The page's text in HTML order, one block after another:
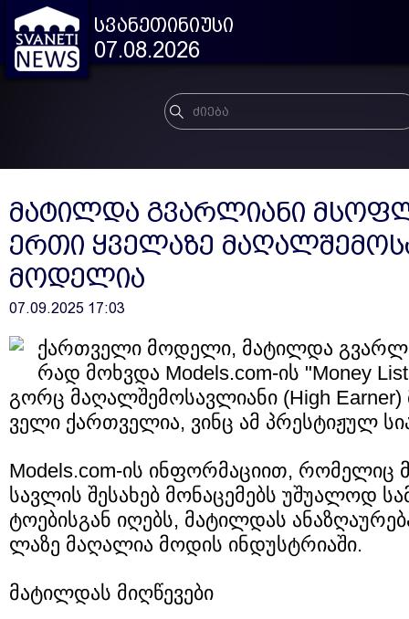
სვანეთინიუსი
07.08.2026
მატილდა გვარლიანი
ერთი ყველაზე
მოდელია
07.09.2025 17:03
ქარ­თვე­ლი მო­დე­ლი, მა­ტილ­და
რად მოხ­ვდა Models.com-ის "Money
გორც მა­ღალ­შე­მო­სავ­ლი­ა­ნი (High
ვე­ლი ქარ­თვე­ლია, ვინც ამ პრეს­ტი­ჟულ
Models.com-ის ინ­ფორ­მა­ცი­ით,
სავ­ლის შე­სა­ხებ მო­ნა­ცე­მებს უშუ­ა­ლოდ
ტო­ე­ბის­გან იღებს, მა­ტილ­დას
ლა­ზე მა­ღა­ლია მო­დის ინ­დუსტრი­ა­ში.
მა­ტილ­დას მიღ­წე­ვე­ბი